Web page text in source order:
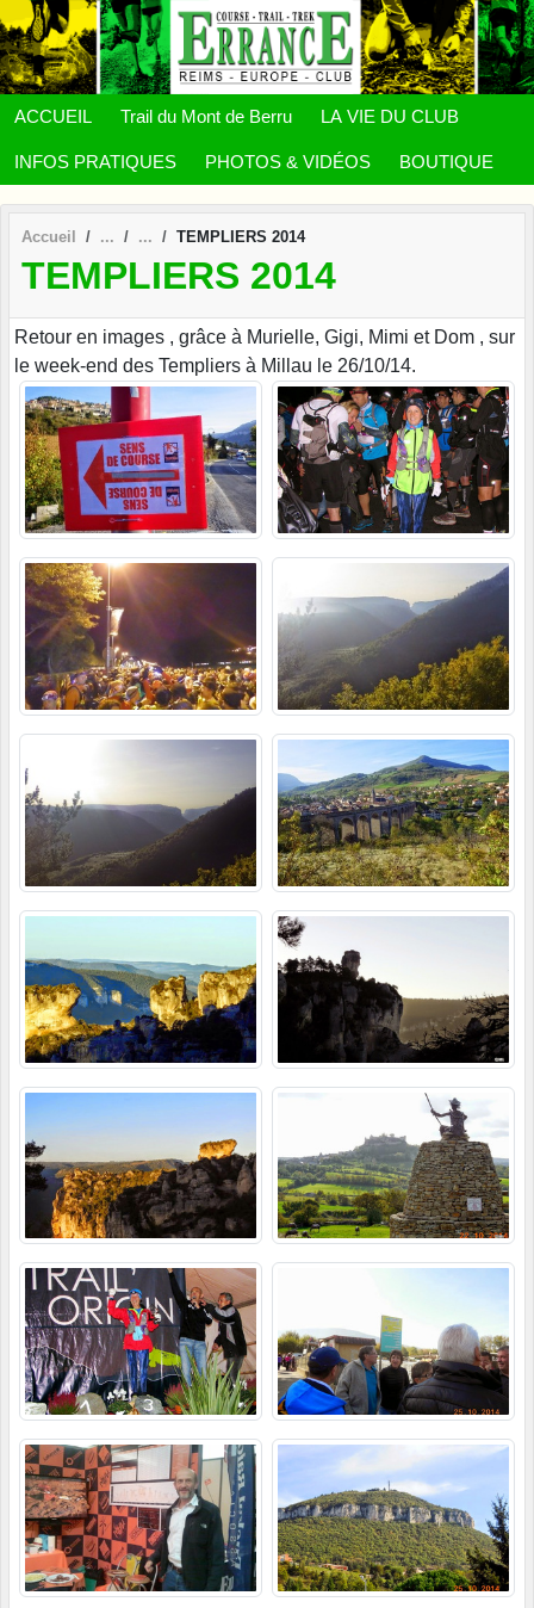
ACCUEIL Trail du Mont de Berru LA VIE DU CLUB
INFOS PRATIQUES PHOTOS & VIDÉOS BOUTIQUE
Accueil TEMPLIERS 2014
TEMPLIERS 2014
Retour en images , grâce à Murielle, Gigi, Mimi et Dom , sur
le week-end des Templiers à Millau le 26/10/14.
Panneau de gestion des cookies